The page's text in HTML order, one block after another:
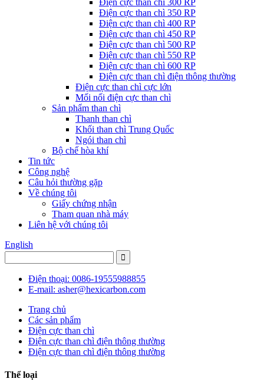
Điện cực than chì 350 RP
Điện cực than chì 400 RP
Điện cực than chì 450 RP
Điện cực than chì 500 RP
Điện cực than chì 550 RP
Điện cực than chì 600 RP
Điện cực than chì điện thông thường
Điện cực than chì cực lớn
Mối nối điện cực than chì
Sản phẩm than chì
Thanh than chì
Khối than chì Trung Quốc
Ngói than chì
Bộ chế hòa khí
Tin tức
Công nghệ
Câu hỏi thường gặp
Về chúng tôi
Giấy chứng nhận
Tham quan nhà máy
Liên hệ với chúng tôi
English
Điện thoại: 0086-19555988855
E-mail: asher@hexicarbon.com
Trang chủ
Các sản phẩm
Điện cực than chì
Điện cực than chì điện thông thường
Điện cực than chì điện thông thường
Thể loại